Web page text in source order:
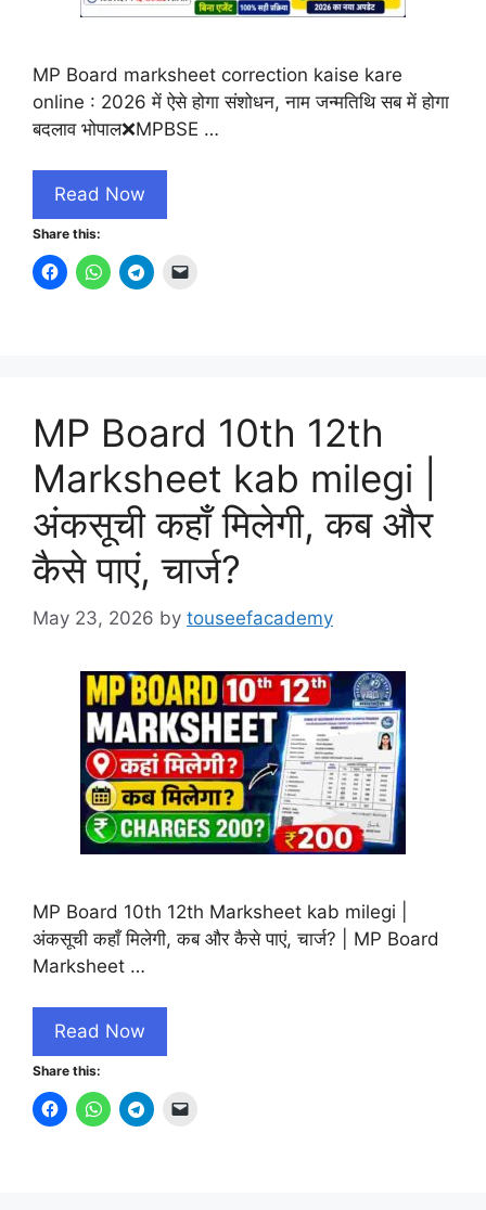
MP Board marksheet correction kaise kare
online : 2026 में ऐसे होगा संशोधन, नाम जन्मतिथि सब में होगा
बदलाव भोपाल❌MPBSE …
Read Now
Share this:
MP Board 10th 12th
Marksheet kab milegi |
अंकसूची कहाँ मिलेगी, कब और
कैसे पाएं, चार्ज?
May 23, 2026 by touseefacademy
MP Board 10th 12th Marksheet kab milegi |
अंकसूची कहाँ मिलेगी, कब और कैसे पाएं, चार्ज? | MP Board
Marksheet …
Read Now
Share this: